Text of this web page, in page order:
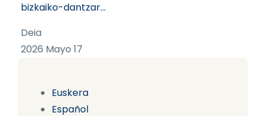
Euskera
Español
bizkaiko-dantzar…
Deia
2026 Mayo 17